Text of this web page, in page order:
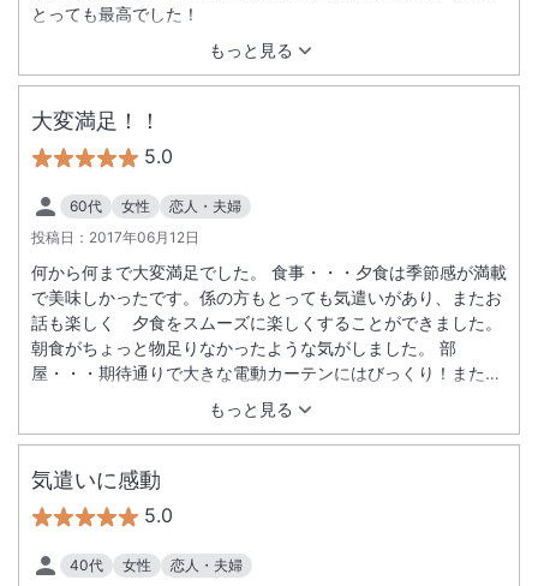
もっと見る
とっても最高でした！
大変満足！！
5.0
60代 女性
恋人・夫婦
投稿日： 2017年06月12日
もっと見る
何から何まで大変満足でした。 食事・・・夕食は季節感が満載
で美味しかったです。係の方もとっても気遣いがあり、またお
話も楽しく 夕食をスムーズに楽しくすることができました。
朝食がちょっと物足りなかったような気がしました。 部
屋・・・期待通りで大きな電動カーテンにはびっくり！また
小物も家にいるかのように何でも揃えてあったのでこれにもび
っくりです。 風呂・・・部屋の露天風呂は大きくゆったりして
気持ち良かったです。大浴場の岩盤浴はあまり温度が高くなく
サウナなどが苦手な私でものんびり入ることができました。 立
んでした。 スタッフの方の対応・・・ ホテルに車でついたと
きから帰りの車に乗るまでとっても気持ちの良いものでした。
また是非行きたいと思います。お世話になりました。
気遣いに感動
5.0
40代 女性
恋人・夫婦